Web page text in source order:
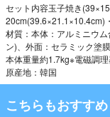
セット内容玉子焼き
20cm(39.6×21.1×10.4cm)
材質：本体：アルミニウ
ン)、外面：セラミック塗
本体重量約1.7kg※電磁調
原産地：韓国
こちらもおすすめ